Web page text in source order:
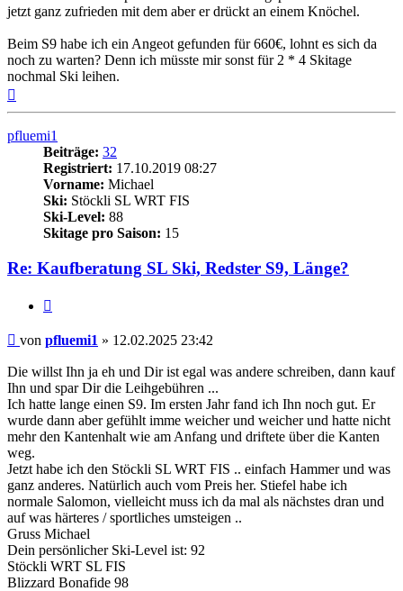
jetzt ganz zufrieden mit dem aber er drückt an einem Knöchel.
Beim S9 habe ich ein Angeot gefunden für 660€, lohnt es sich da
noch zu warten? Denn ich müsste mir sonst für 2 * 4 Skitage
nochmal Ski leihen.
oben
pfluemi1
Beiträge: 32
Registriert: 17.10.2019 08:27
Vorname: Michael
Ski: Stöckli SL WRT FIS
Ski-Level: 88
Skitage pro Saison: 15
Re: Kaufberatung SL Ski, Redster S9, Länge?
Beitrag
von pfluemi1 » 12.02.2025 23:42
Die willst Ihn ja eh und Dir ist egal was andere schreiben, dann kauf
Ihn und spar Dir die Leihgebühren ...
Ich hatte lange einen S9. Im ersten Jahr fand ich Ihn noch gut. Er
wurde dann aber gefühlt imme weicher und weicher und hatte nicht
mehr den Kantenhalt wie am Anfang und driftete über die Kanten
weg.
Jetzt habe ich den Stöckli SL WRT FIS .. einfach Hammer und was
ganz anderes. Natürlich auch vom Preis her. Stiefel habe ich
normale Salomon, vielleicht muss ich da mal als nächstes dran und
auf was härteres / sportliches umsteigen ..
Gruss Michael
Dein persönlicher Ski-Level ist: 92
Stöckli WRT SL FIS
Blizzard Bonafide 98